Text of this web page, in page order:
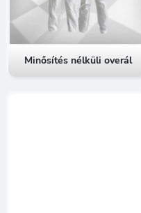
Minősítés nélküli overál